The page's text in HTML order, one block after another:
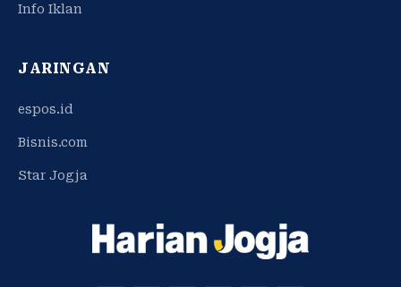
Info Iklan
JARINGAN
espos.id
Bisnis.com
Star Jogja